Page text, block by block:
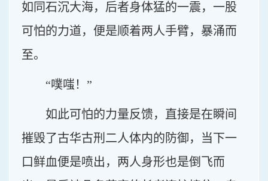
如同石沉大海，后者身体猛的一震，一股
可怕的力道，便是顺着两人手臂，暴涌而
至。
“噗嗤！”
如此可怕的力量反馈，直接是在瞬间
摧毁了古华古刑二人体内的防御，当下一
口鲜血便是喷出，两人身形也是倒飞而